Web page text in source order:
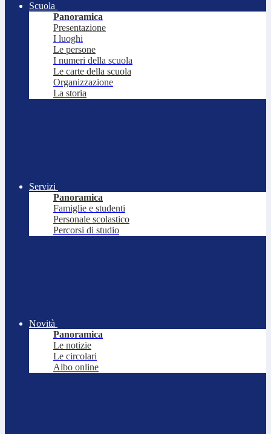
Scuola
Panoramica
Presentazione
I luoghi
Le persone
I numeri della scuola
Le carte della scuola
Organizzazione
La storia
Servizi
Panoramica
Famiglie e studenti
Personale scolastico
Percorsi di studio
Novità
Panoramica
Le notizie
Le circolari
Albo online